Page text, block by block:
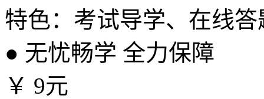
特色：考试导学、在线答
● 无忧畅学 全力保障
￥ 9元